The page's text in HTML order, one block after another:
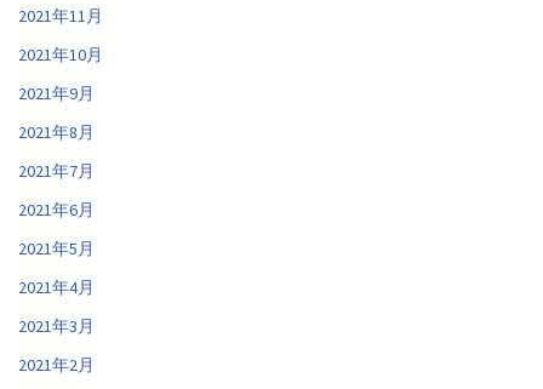
2021年11月
2021年10月
2021年9月
2021年8月
2021年7月
2021年6月
2021年5月
2021年4月
2021年3月
2021年2月